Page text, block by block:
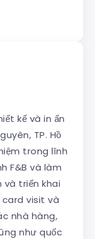
kế và in ấn
TP. Hồ
trong lĩnh
F&B và làm
và triển khai
visit và
nhà hàng,
như quốc